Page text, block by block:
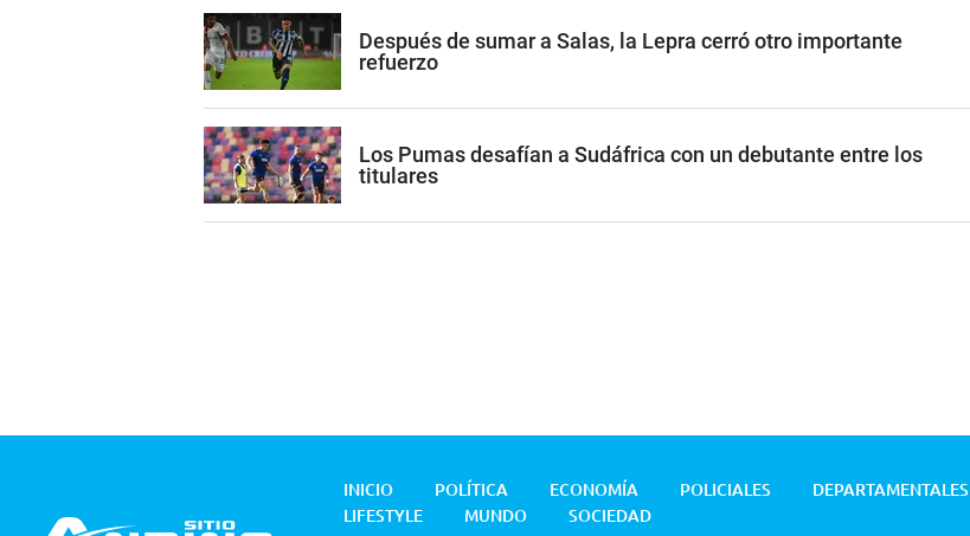
Después de sumar a Salas, la Lepra cerró otro importante
refuerzo
Los Pumas desafían a Sudáfrica con un debutante entre los
titulares
INICIO POLÍTICA ECONOMÍA POLICIALES DEPARTAMENTALES
LIFESTYLE
MUNDO SOCIEDAD